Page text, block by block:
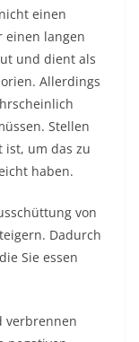
einen
einen langen
und dient als
Allerdings
Stellen
ist, um das zu
haben.
von
Dadurch
Sie essen
verbrennen